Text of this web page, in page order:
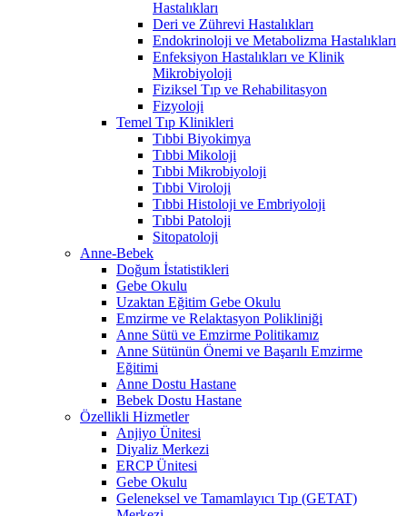
Hastalıkları
Deri ve Zührevi Hastalıkları
Endokrinoloji ve Metabolizma Hastalıkları
Enfeksiyon Hastalıkları ve Klinik
Mikrobiyoloji
Fiziksel Tıp ve Rehabilitasyon
Fizyoloji
Temel Tıp Klinikleri
Tıbbi Biyokimya
Tıbbi Mikoloji
Tıbbi Mikrobiyoloji
Tıbbi Viroloji
Tıbbi Histoloji ve Embriyoloji
Tıbbi Patoloji
Sitopatoloji
Anne-Bebek
Doğum İstatistikleri
Gebe Okulu
Uzaktan Eğitim Gebe Okulu
Emzirme ve Relaktasyon Polikliniği
Anne Sütü ve Emzirme Politikamız
Anne Sütünün Önemi ve Başarılı Emzirme
Eğitimi
Anne Dostu Hastane
Bebek Dostu Hastane
Özellikli Hizmetler
Anjiyo Ünitesi
Diyaliz Merkezi
ERCP Ünitesi
Gebe Okulu
Geleneksel ve Tamamlayıcı Tıp (GETAT)